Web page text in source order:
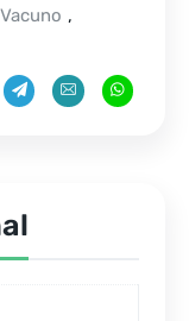
Vacuno ,